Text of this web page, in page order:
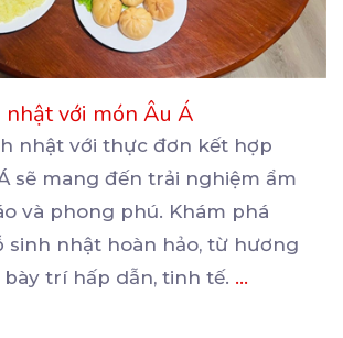
nhật với món Âu Á
nhật với thực đơn kết hợp
sẽ mang đến trải nghiệm ẩm
và phong phú. Khám phá
sinh nhật hoàn hảo, từ hương
trí hấp dẫn, tinh tế. ...